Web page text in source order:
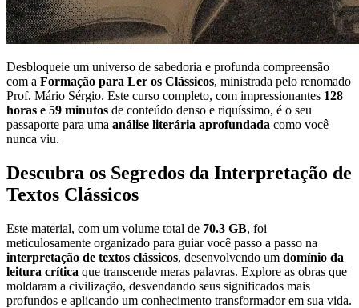
Desbloqueie um universo de sabedoria e profunda compreensão
com a Formação para Ler os Clássicos, ministrada pelo renomado
Prof. Mário Sérgio. Este curso completo, com impressionantes 128
horas e 59 minutos de conteúdo denso e riquíssimo, é o seu
passaporte para uma análise literária aprofundada como você
nunca viu.
Descubra os Segredos da Interpretação de
Textos Clássicos
Este material, com um volume total de 70.3 GB, foi
meticulosamente organizado para guiar você passo a passo na
interpretação de textos clássicos, desenvolvendo um domínio da
leitura crítica que transcende meras palavras. Explore as obras que
moldaram a civilização, desvendando seus significados mais
profundos e aplicando um conhecimento transformador em sua vida.